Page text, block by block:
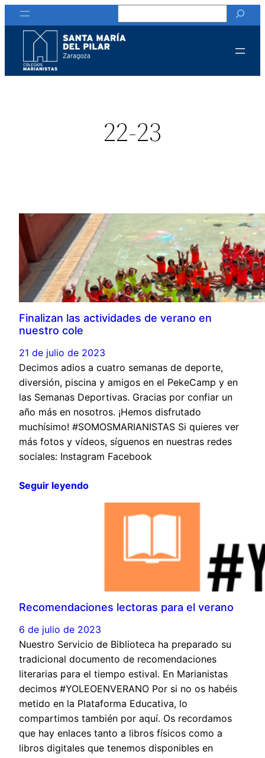
22-23
Finalizan las actividades de verano en
nuestro cole
21 de julio de 2023
Decimos adios a cuatro semanas de deporte,
diversión, piscina y amigos en el PekeCamp y en
las Semanas Deportivas. Gracias por confiar un
año más en nosotros. ¡Hemos disfrutado
muchísimo! #SOMOSMARIANISTAS Si quieres ver
más fotos y vídeos, síguenos en nuestras redes
sociales: Instagram Facebook
Seguir leyendo
Recomendaciones lectoras para el verano
6 de julio de 2023
Nuestro Servicio de Biblioteca ha preparado su
tradicional documento de recomendaciones
literarias para el tiempo estival. En Marianistas
decimos #YOLEOENVERANO Por si no os habéis
metido en la Plataforma Educativa, lo
compartimos también por aquí. Os recordamos
que hay enlaces tanto a libros físicos como a
libros digitales que tenemos disponibles en